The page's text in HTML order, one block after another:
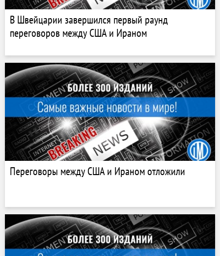
В Швейцарии завершился первый раунд
переговоров между США и Ираном
Переговоры между США и Ираном отложили